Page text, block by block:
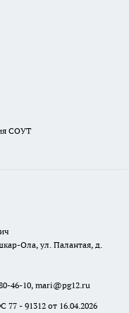
СОУТ
Ола, ул. Палантая, д.
46-10, mari@pg12.ru
- 91312 от 16.04.2026